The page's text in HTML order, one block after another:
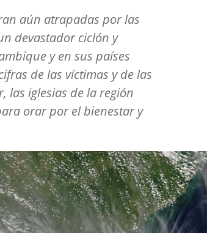
aún atrapadas por las
devastador ciclón y
y en sus países
de las víctimas y de las
las iglesias de la región
orar por el bienestar y